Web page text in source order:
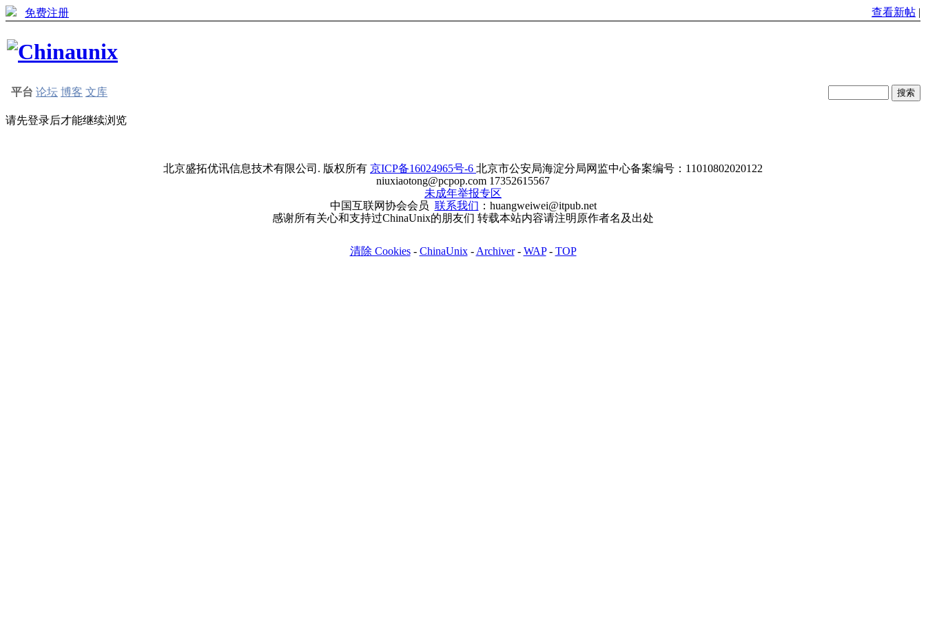
免费注册 查看新帖 |
平台 论坛 博客 文库
请先登录后才能继续浏览
北京盛拓优讯信息技术有限公司. 版权所有 京ICP备16024965号-6 北京市公安局海淀分局网监中心备案编号：11010802020122
niuxiaotong@pcpop.com 17352615567
未成年举报专区
中国互联网协会会员 联系我们 ：huangweiwei@itpub.net
感谢所有关心和支持过ChinaUnix的朋友们 转载本站内容请注明原作者名及出处
清除 Cookies- ChinaUnix- Archiver- WAP- TOP